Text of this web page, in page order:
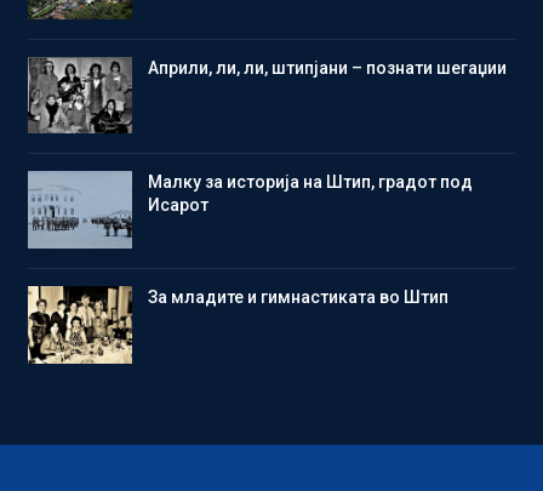
Aприли, ли, ли, штипјани – познати шегаџии
Малку за историја на Штип, градот под
Исарот
Зa младите и гимнастиката во Штип